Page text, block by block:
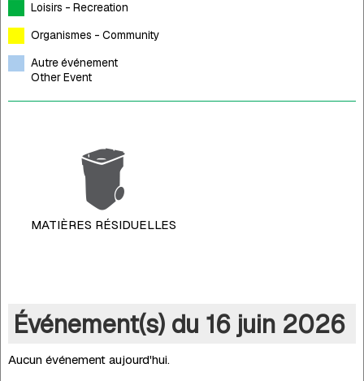
Loisirs - Recreation
Organismes - Community
Autre événement
Other Event
MATIÈRES RÉSIDUELLES
Événement(s) du 16 juin 2026
Aucun événement aujourd'hui.